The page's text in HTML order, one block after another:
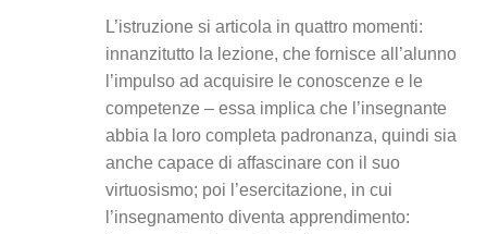
L’istruzione si articola in quattro momenti:
innanzitutto la lezione, che fornisce all’alunno
l’impulso ad acquisire le conoscenze e le
competenze – essa implica che l’insegnante
abbia la loro completa padronanza, quindi sia
anche capace di affascinare con il suo
virtuosismo; poi l’esercitazione, in cui
l’insegnamento diventa apprendimento: